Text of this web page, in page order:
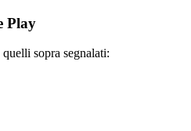
Play
sopra segnalati: